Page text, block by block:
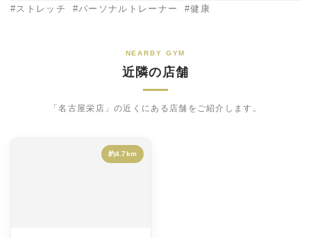
ストレッチ パーソナルトレーナー 健康
NEARBY GYM
近隣の店舗
「名古屋栄店」の近くにある店舗をご紹介します。
約4.7km